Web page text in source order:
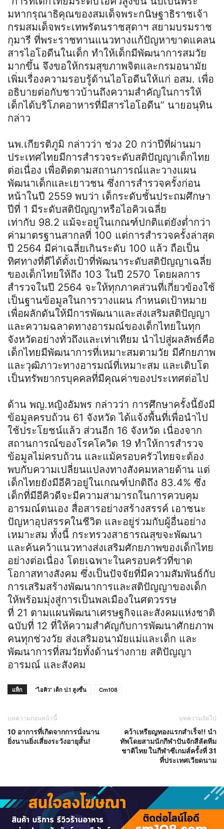
มหากรุณาธิคุณของสมเด็จพระกนิษฐาธิราชเจ้า
กรมสมเด็จพระเทพรัตนราชสุดาฯ สยามบรมราช
กุมารี ที่พระราชทานแนวทางแก้ปัญหาขาดแคลน
สารไอโอดีนในเด็ก ทำให้เด็กมีพัฒนาการสมวัย
มากขึ้น จึงขอให้กรมสุขภาพจิตและกรมอนามัย
เพิ่มเรื่องความรอบรู้ด้านไอโอดีนให้แก่ อสม. เพื่อ
อธิบายต่อกับชาวบ้านถึงความสำคัญในการให้
เด็กได้บริโภคอาหารที่มีสารไอโอดีน” นายอนุทิน
กล่าว
นพ.เกียรติภูมิ กล่าวว่า ช่วง 20 กว่าปีที่ผ่านมา
ประเทศไทยมีการสำรวจระดับสติปัญญาเด็กไทย
ต่อเนื่อง เพื่อติดตามสถานการณ์และวางแผน
พัฒนาเด็กและเยาวชน ซึ่งการสำรวจครั้งก่อน
หน้าในปี 2559 พบว่า เด็กระดับชั้นประถมศึกษา
ปีที่ 1 มีระดับสติปัญญาหรือไอคิวเฉลี่ย
เท่ากับ 98.2 แม้จะอยู่ในเกณฑ์ปกติแต่ยังต่ำกว่า
ค่ามาตรฐานสากลที่ 100 แต่การสำรวจครั้งล่าสุด
ปี 2564 มีค่าเฉลี่ยเกินระดับ 100 แล้ว ถือเป็น
ทิศทางที่ดีได้ตั้งเป้าที่พัฒนาระดับสติปัญญาเฉลี่ย
ของเด็กไทยให้ถึง 103 ในปี 2570 โดยผลการ
สำรวจในปี 2564 จะให้ทุกภาคส่วนที่เกี่ยวข้องใช้
เป็นฐานข้อมูลในการวางแผน กำหนดเป้าหมาย
เพื่อผลักดันให้มีการพัฒนาและส่งเสริมสติปัญญา
และความฉลาดทางอารมณ์ของเด็กไทยในทุก
จังหวัดอย่างทั่วถึงและเท่าเทียม นำไปสู่ผลลัพธ์คือ
เด็กไทยมีพัฒนาการที่เหมาะสมตามวัย มีศักยภาพ
และวุฒิภาวะทางอารมณ์ที่เหมาะสม และเติบโต
เป็นทรัพยากรบุคคลที่มีคุณค่าของประเทศต่อไป
ด้าน พญ.หญิงอัมพร กล่าวว่า การศึกษาครั้งนี้ยังมี
ข้อมูลครบถ้วน 61 จังหวัด ได้แจ้งพื้นที่เพื่อนำไป
ใช้ประโยชน์แล้ว ส่วนอีก 16 จังหวัด เนื่องจาก
สถานการณ์ของโรคโควิด 19 ทำให้การสำรวจ
ข้อมูลไม่ครบถ้วน และแม้ครอบครัวไทยจะต้อง
พบกับความเปลี่ยนแปลงทางสังคมหลายด้าน แต่
เด็กไทยยังมีอีคิวอยู่ในเกณฑ์ปกติถึง 83.4% ซึ่ง
เด็กที่มีอีคิวดีจะมีความสามารถในการควบคุม
อารมณ์ตนเอง สื่อสารอย่างสร้างสรรค์ เอาชนะ
ปัญหาอุปสรรคในชีวิต และอยู่ร่วมกับผู้อื่นอย่าง
เหมาะสม ทั้งนี้ กระทรวงสาธารณสุขจะพัฒนา
และค้นคว้าแนวทางส่งเสริมศักยภาพของเด็กไทย
อย่างต่อเนื่อง โดยเฉพาะในครอบครัวที่ขาด
โอกาสทางสังคม ซึ่งเป็นปัจจัยที่มีความสัมพันธ์กับ
การเสริมสร้างพัฒนาการและสติปัญญาของเด็ก
ให้พร้อมมุ่งสู่การเป็นพลเมืองในศตวรรษ
ที่ 21 ตามแผนพัฒนาเศรษฐกิจและสังคมแห่งชาติ
ฉบับที่ 12 ที่ให้ความสำคัญกับการพัฒนาศักยภาพ
คนทุกช่วงวัย ส่งเสริมอนามัยแม่และเด็ก และ
พัฒนาการที่สมวัยทั้งด้านร่างกาย สติปัญญา
อารมณ์ และสังคม
แท็ก “ไอคิว” เด็ก ป.1 สูงขึ้น Cm108
บทความก่อนหน้านี้
10 อาการที่เกิดจากการนั่งนาน
ยิ่งนานยิ่งเสี่ยงระวังอายุสั้น!
บทความถัดไป
คว้าเหรียญทองแรกสำเร็จ!! นำ
ทัพโดยสามนักกีฬาปันจักสีลัตทีม
ชาติไทย ในกีฬาซีเกมส์ครั้งที่ 31
ที่ประเทศเวียดนาม